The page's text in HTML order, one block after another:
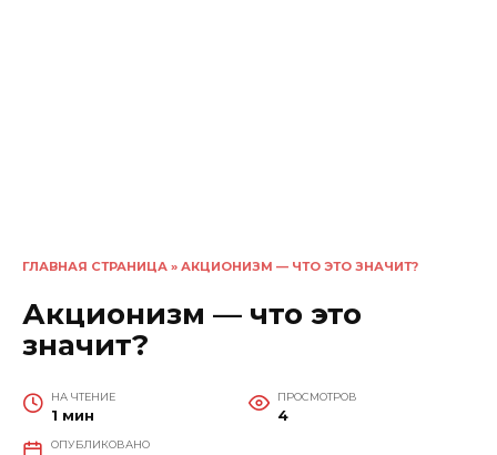
ГЛАВНАЯ СТРАНИЦА » АКЦИОНИЗМ — ЧТО ЭТО ЗНАЧИТ?
Акционизм — что это
значит?
НА ЧТЕНИЕ
1 мин
ПРОСМОТРОВ
4
ОПУБЛИКОВАНО